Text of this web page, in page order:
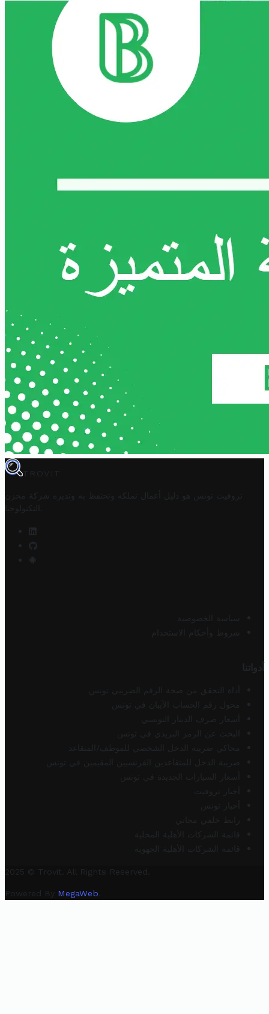
TROVIT
تروفيت تونس هو دليل أعمال تملكه وتحتفظ به وتديره
شركة مخزن
التكنولوجيا
سياسة الخصوصية
شروط وأحكام الاستخدام
أدواتنا
أداة التحقق من صحة الرقم الضريبي تونس
محول رقم الحساب الآيبان في تونس
أسعار صرف الدينار التونسي
البحث عن الرمز البريدي في تونس
محاكي ضريبة الدخل الشخصي للموظف/المتقاعد
ضريبة الدخل للمتقاعدين الفرنسيين المقيمين في تونس
أسعار السيارات الجديدة في تونس
أخبار تروفيت
أخبار تونس
رابط خلفي مجاني
قائمة الشركات الأهلية المحلية
قائمة الشركات الأهلية الجهوية
2025 © Trovit. All Rights Reserved.
Powered By MegaWeb